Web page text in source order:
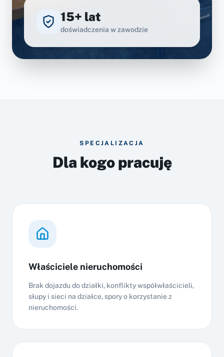
15+ lat
doświadczenia w zawodzie
SPECJALIZACJA
Dla kogo pracuję
Właściciele nieruchomości
Brak dojazdu do działki, konflikty współwłaścicieli,
słupy i sieci na działce, spory o korzystanie z
nieruchomości.